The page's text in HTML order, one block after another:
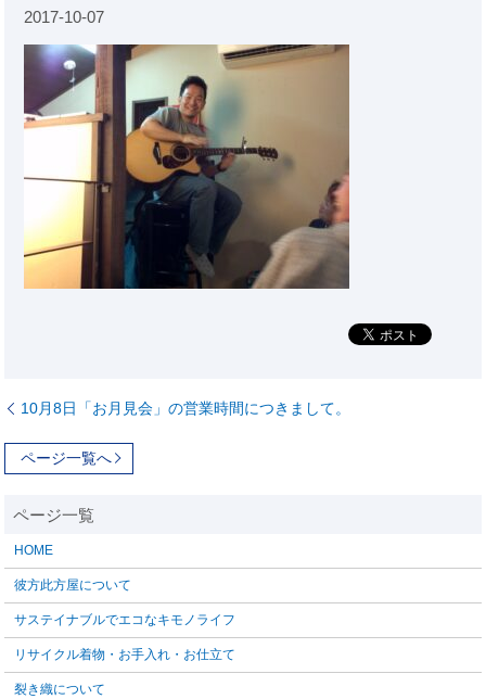
2017-10-07
10月8日「お月見会」の営業時間につきまして。
ページ一覧へ
HOME
彼方此方屋について
サステイナブルでエコなキモノライフ
リサイクル着物・お手入れ・お仕立て
裂き織について